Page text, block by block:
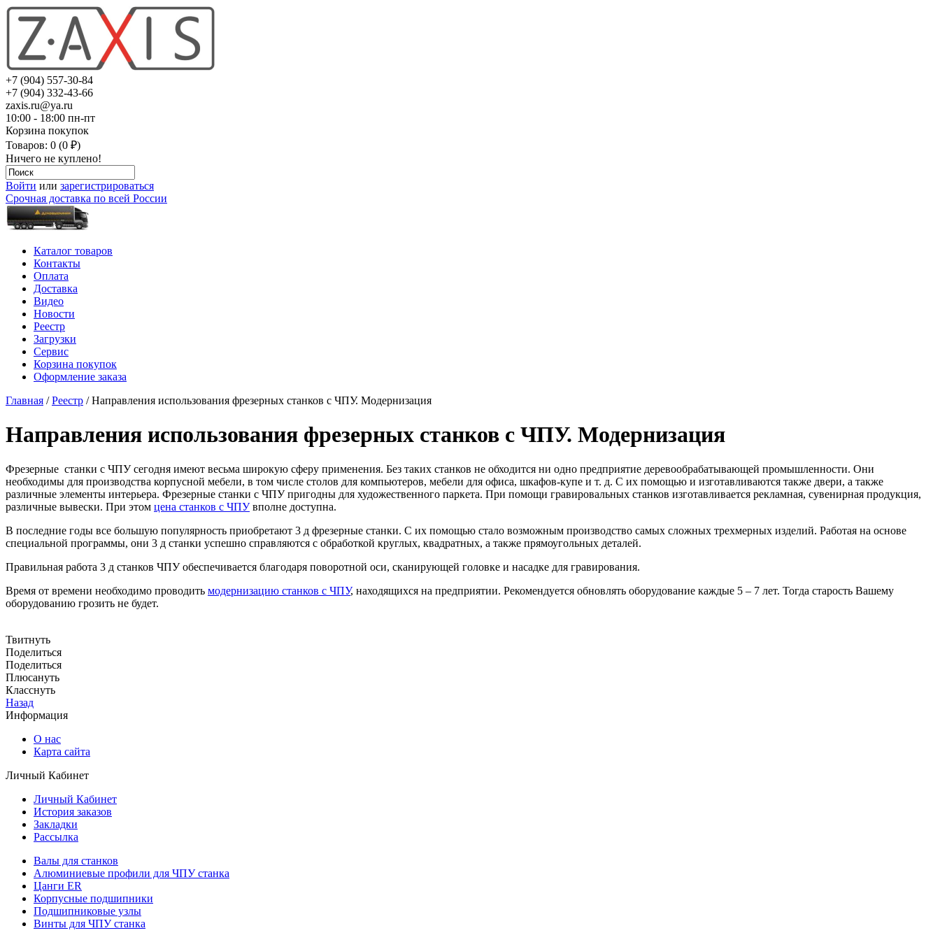
+7 (904) 557-30-84
+7 (904) 332-43-66
zaxis.ru@ya.ru
10:00 - 18:00 пн-пт
Корзина покупок
Товаров: 0 (0 ₽)
Ничего не куплено!
Войти или зарегистрироваться
Срочная доставка по всей России
Каталог товаров
Контакты
Оплата
Доставка
Видео
Новости
Реестр
Загрузки
Сервис
Корзина покупок
Оформление заказа
Главная /Реестр / Направления использования фрезерных станков с ЧПУ. Модернизация
Направления использования фрезерных станков с ЧПУ. Модернизация
Фрезерные станки с ЧПУ сегодня имеют весьма широкую сферу применения. Без таких станков не обходится ни одно предприятие деревообрабатывающей промышленности. Они
необходимы для производства корпусной мебели, в том числе столов для компьютеров, мебели для офиса, шкафов-купе и т. д. С их помощью и изготавливаются также двери, а также
различные элементы интерьера. Фрезерные станки с ЧПУ пригодны для художественного паркета. При помощи гравировальных станков изготавливается рекламная, сувенирная продукция,
различные вывески. При этом цена станков с ЧПУвполне доступна.
В последние годы все большую популярность приобретают 3 д фрезерные станки. С их помощью стало возможным производство самых сложных трехмерных изделий. Работая на основе
специальной программы, они 3 д станки успешно справляются с обработкой круглых, квадратных, а также прямоугольных деталей.
Правильная работа 3 д станков ЧПУ обеспечивается благодаря поворотной оси, сканирующей головке и насадке для гравирования.
Время от времени необходимо проводить модернизацию станков с ЧПУ, находящихся на предприятии. Рекомендуется обновлять оборудование каждые 5 – 7 лет. Тогда старость Вашему
оборудованию грозить не будет.
Твитнуть
Поделиться
Поделиться
Плюсануть
Класснуть
Назад
Информация
О нас
Карта сайта
Личный Кабинет
Личный Кабинет
История заказов
Закладки
Рассылка
Валы для станков
Алюминиевые профили для ЧПУ станка
Цанги ER
Корпусные подшипники
Подшипниковые узлы
Винты для ЧПУ станка